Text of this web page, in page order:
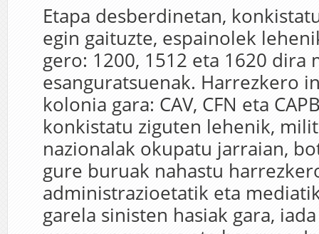
Etapa desberdinetan,
egin gaituzte, espainolek
gero: 1200, 1512 eta 1620 dira
esanguratsuenak. Harrezkero
kolonia gara: CAV, CFN eta
konkistatu ziguten lehenik,
nazionalak okupatu jarraian,
gure buruak nahastu
administrazioetatik eta
garela sinisten hasiak gara,